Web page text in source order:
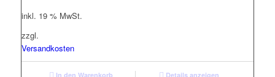
inkl. 19 % MwSt.
zzgl.
Versandkosten
In den Warenkorb Details anzeigen